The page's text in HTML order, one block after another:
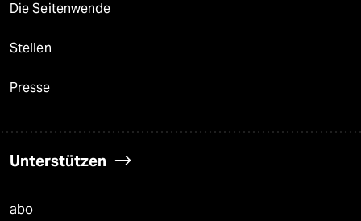
Die Seitenwende
Stellen
Presse
Unterstützen
abo